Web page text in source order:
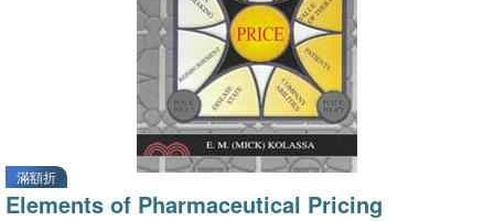
滿額折
Elements of Pharmaceutical Pricing